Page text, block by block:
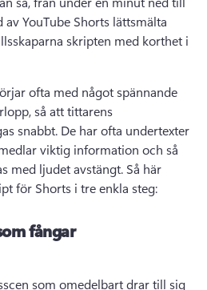
av YouTube Shorts lättsmälta
skripten med korthet i
ofta med något spännande
så att tittarens
snabbt. De har ofta undertexter
viktig information och så
med ljudet avstängt. Så här
för Shorts i tre enkla steg:
fångar
som omedelbart drar till sig